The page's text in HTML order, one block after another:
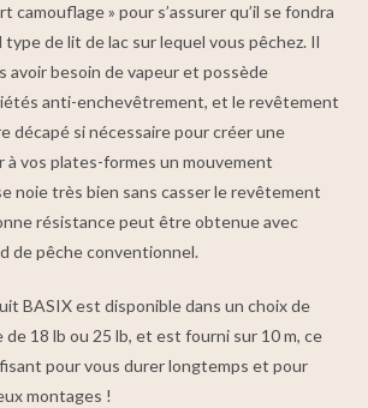
camouflage » pour s’assurer qu’il se fondra
type de lit de lac sur lequel vous pêchez. Il
avoir besoin de vapeur et possède
anti-enchevêtrement, et le revêtement
décapé si nécessaire pour créer une
à vos plates-formes un mouvement
noie très bien sans casser le revêtement
résistance peut être obtenue avec
de pêche conventionnel.
BASIX est disponible dans un choix de
18 lb ou 25 lb, et est fourni sur 10 m, ce
pour vous durer longtemps et pour
montages !